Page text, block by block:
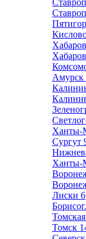
Амурск
Ханты-
Сургут
Ханты-
Лиски 6
Томск